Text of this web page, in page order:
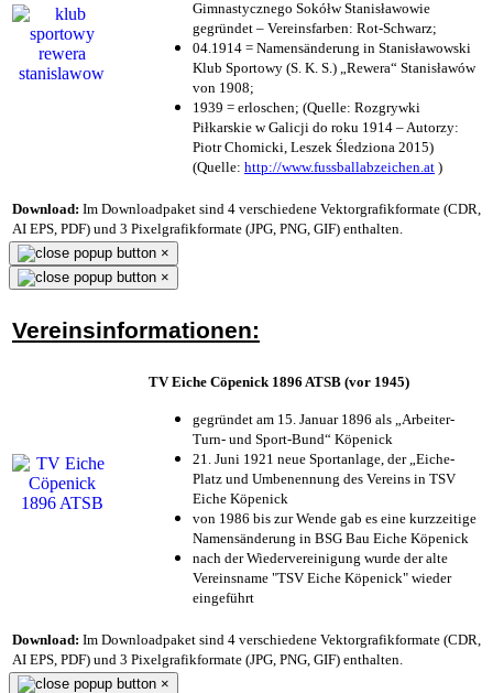
Gimnastycznego Sokółw Stanisławowie
gegründet – Vereinsfarben: Rot-Schwarz;
04.1914 = Namensänderung in Stanisławowski
Klub Sportowy (S. K. S.) „Rewera“ Stanisławów
von 1908;
1939 = erloschen; (Quelle: Rozgrywki
Piłkarskie w Galicji do roku 1914 – Autorzy:
Piotr Chomicki, Leszek Śledziona 2015)
(Quelle: http://www.fussballabzeichen.at )
Download: Im Downloadpaket sind 4 verschiedene Vektorgrafikformate (CDR,
AI EPS, PDF) und 3 Pixelgrafikformate (JPG, PNG, GIF) enthalten.
×
×
Vereinsinformationen:
TV Eiche Cöpenick 1896 ATSB (vor 1945)
gegründet am 15. Januar 1896 als „Arbeiter-
Turn- und Sport-Bund“ Köpenick
21. Juni 1921 neue Sportanlage, der „Eiche-
Platz und Umbenennung des Vereins in TSV
Eiche Köpenick
von 1986 bis zur Wende gab es eine kurzzeitige
Namensänderung in BSG Bau Eiche Köpenick
nach der Wiedervereinigung wurde der alte
Vereinsname "TSV Eiche Köpenick" wieder
eingeführt
Download: Im Downloadpaket sind 4 verschiedene Vektorgrafikformate (CDR,
AI EPS, PDF) und 3 Pixelgrafikformate (JPG, PNG, GIF) enthalten.
×